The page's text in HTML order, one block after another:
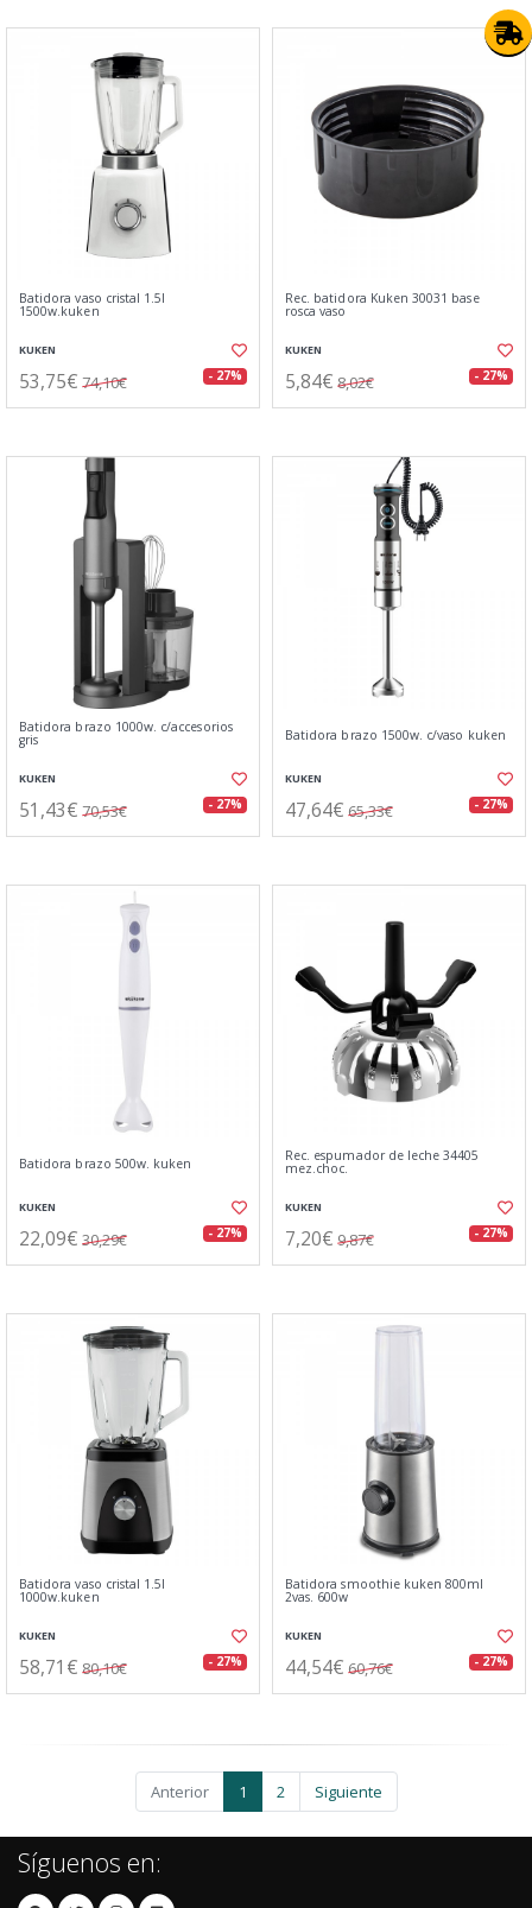
Batidora vaso cristal 1.5l
1500w.kuken
KUKEN
53,75€ 74,10€ - 27%
Rec. batidora Kuken 30031 base
rosca vaso
KUKEN
5,84€ 8,02€ - 27%
Batidora brazo 1000w. c/accesorios
gris
KUKEN
51,43€ 70,53€ - 27%
Batidora brazo 1500w. c/vaso kuken
KUKEN
47,64€ 65,33€ - 27%
Batidora brazo 500w. kuken
KUKEN
22,09€ 30,29€ - 27%
Rec. espumador de leche 34405
mez.choc.
KUKEN
7,20€ 9,87€ - 27%
Batidora vaso cristal 1.5l
1000w.kuken
KUKEN
58,71€ 80,10€ - 27%
Batidora smoothie kuken 800ml
2vas. 600w
KUKEN
44,54€ 60,76€ - 27%
Anterior 1 2 Siguiente
Síguenos en: